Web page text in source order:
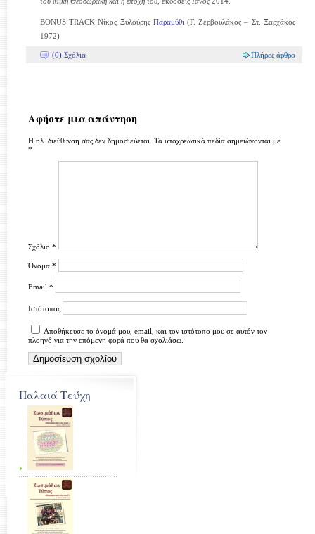
BONUS TRACK Νίκος Ξυλούρης Παραμύθι (Γ. Ζερβουλάκος – Στ. Ξαρχάκος
1972)
(0) Σχόλια Πλήρες άρθρο
Αφήστε μια απάντηση
Η ηλ. διεύθυνση σας δεν δημοσιεύεται. Τα υποχρεωτικά πεδία σημειώνονται με
*
Σχόλιο *
Όνομα *
Email *
Ιστότοπος
Αποθήκευσε το όνομά μου, email, και τον ιστότοπο μου σε αυτόν τον
πλοηγό για την επόμενη φορά που θα σχολιάσω.
Παλαιά Τεύχη